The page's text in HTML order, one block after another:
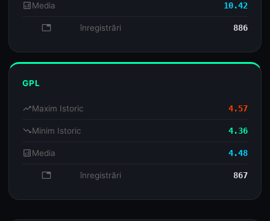
analyticsMedia 10.42
database înregistrări 886
GPL
trending_upMaxim Istoric 4.57
trending_downMinim Istoric 4.36
analyticsMedia 4.48
database înregistrări 867